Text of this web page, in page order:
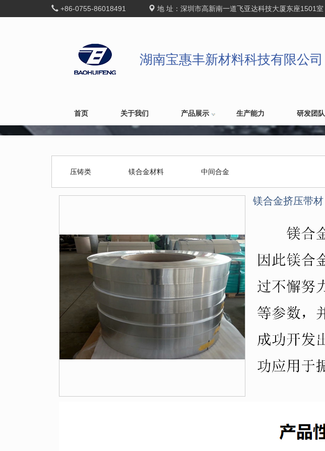
+86-0755-86018491 地 址：深圳市高新南一道飞亚达科技大厦东座1501室
湖南宝惠丰新材料科技有限公司
首页 关于我们 产品展示 生产能力 研发团队
压铸类 镁合金材料 中间合金
镁合金挤压带材